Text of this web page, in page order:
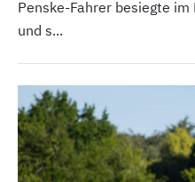
Penske-Fahrer besiegte
und s...